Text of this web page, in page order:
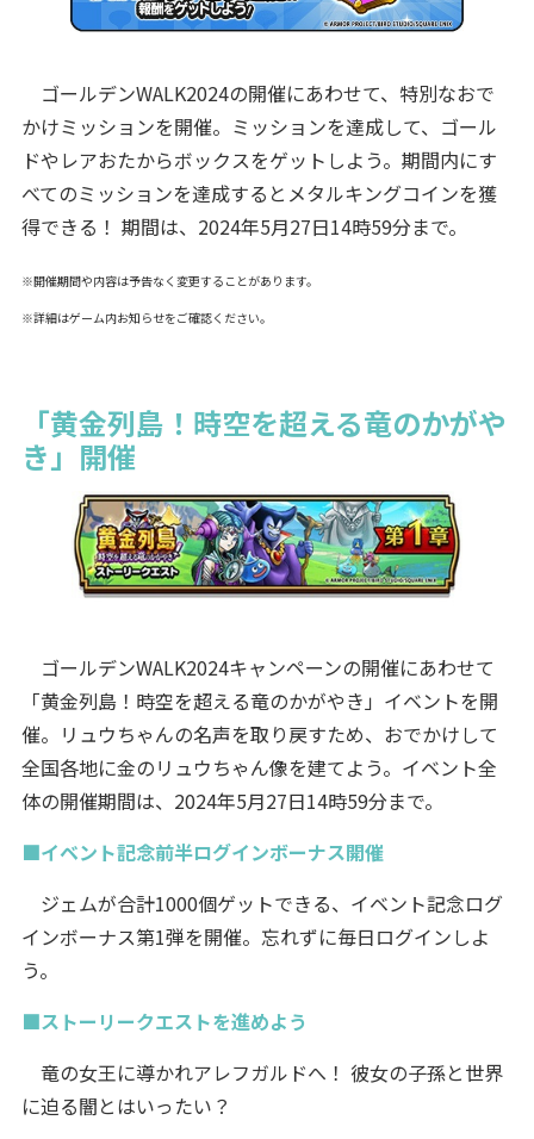
ゴールデンWALK2024の開催にあわせて、特別なおで
かけミッションを開催。ミッションを達成して、ゴール
ドやレアおたからボックスをゲットしよう。期間内にす
べてのミッションを達成するとメタルキングコインを獲
得できる！ 期間は、2024年5月27日14時59分まで。
※開催期間や内容は予告なく変更することがあります。
※詳細はゲーム内お知らせをご確認ください。
「黄金列島！時空を超える竜のかがや
き」開催
ゴールデンWALK2024キャンペーンの開催にあわせて
「黄金列島！時空を超える竜のかがやき」イベントを開
催。リュウちゃんの名声を取り戻すため、おでかけして
全国各地に金のリュウちゃん像を建てよう。イベント全
体の開催期間は、2024年5月27日14時59分まで。
■イベント記念前半ログインボーナス開催
ジェムが合計1000個ゲットできる、イベント記念ログ
インボーナス第1弾を開催。忘れずに毎日ログインしよ
う。
■ストーリークエストを進めよう
竜の女王に導かれアレフガルドへ！ 彼女の子孫と世界
に迫る闇とはいったい？